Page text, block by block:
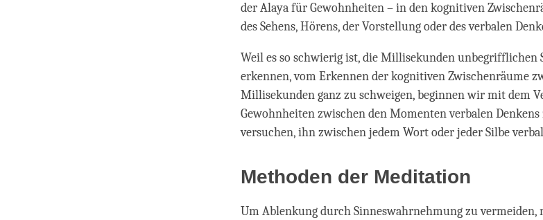
der Alaya für Gewohnheiten – in den kognitiven
des Sehens, Hörens, der Vorstellung oder des verbalen
Weil es so schwierig ist, die Millisekunden unbegrifflichen
erkennen, vom Erkennen der kognitiven Zwischenräume
Millisekunden ganz zu schweigen, beginnen wir mit dem
Gewohnheiten zwischen den Momenten verbalen
versuchen, ihn zwischen jedem Wort oder jeder Silbe
Methoden der Meditation
Um Ablenkung durch Sinneswahrnehmung zu